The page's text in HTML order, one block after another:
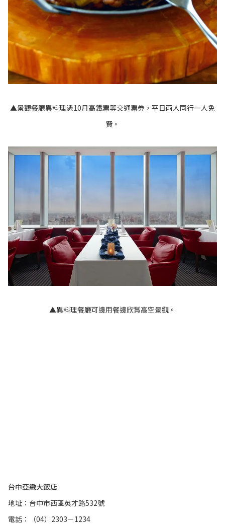
▲景觀餐廳異料理憑10月高鐵票等交通票劵，平日兩人同行一人免
費。
▲異料理餐廳可邊用餐邊欣賞高空景觀。
台中亞緻大飯店
地址：台中市西區英才路532號
電話：（04）2303－1234